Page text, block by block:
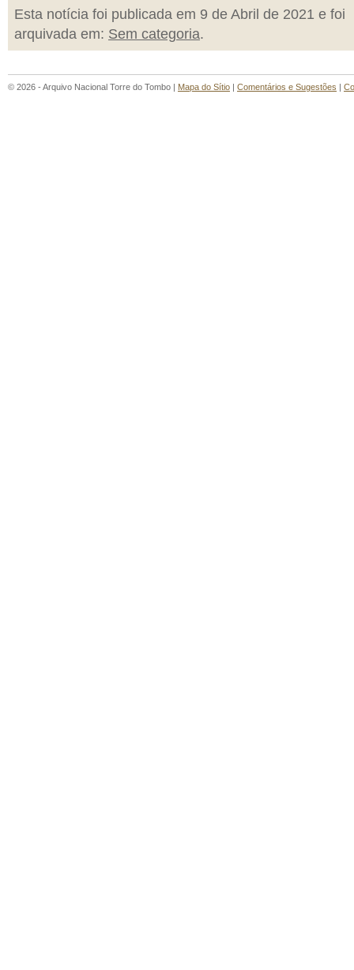
Esta notícia foi publicada em 9 de Abril de 2021 e foi
arquivada em: Sem categoria.
© 2026 - Arquivo Nacional Torre do Tombo | Mapa do Sítio | Comentários e Sugestões |